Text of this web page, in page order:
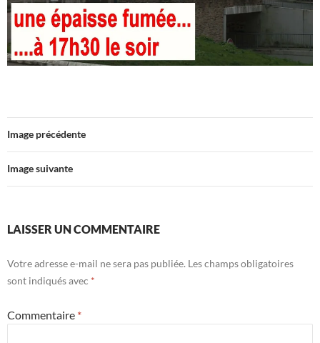
Image précédente
Image suivante
LAISSER UN COMMENTAIRE
Votre adresse e-mail ne sera pas publiée. Les champs obligatoires
sont indiqués avec *
Commentaire *